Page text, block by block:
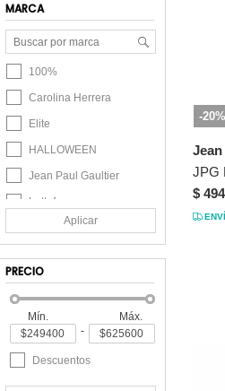
MARCA
100%
Carolina Herrera
Elite
HALLOWEEN
Jean Paul Gaultier
Lattafa
Versace
Aplicar
PRECIO
Mín.
Máx.
-
Descuentos
-20%
$